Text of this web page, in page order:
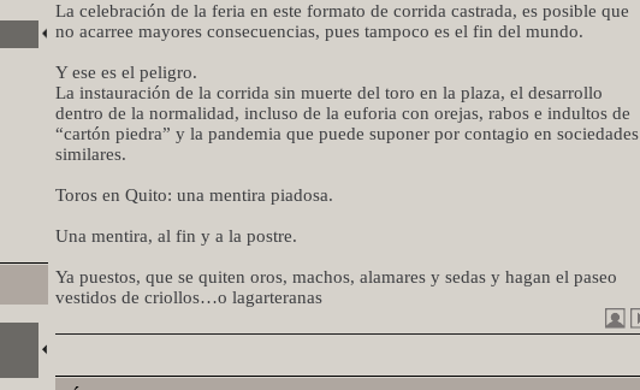
La celebración de la feria en este formato de corrida castrada, es posible que
no acarree mayores consecuencias, pues tampoco es el fin del mundo.
Y ese es el peligro.
La instauración de la corrida sin muerte del toro en la plaza, el desarrollo
dentro de la normalidad, incluso de la euforia con orejas, rabos e indultos de
“cartón piedra” y la pandemia que puede suponer por contagio en sociedades
similares.
Toros en Quito: una mentira piadosa.
Una mentira, al fin y a la postre.
Ya puestos, que se quiten oros, machos, alamares y sedas y hagan el paseo
vestidos de criollos…o lagarteranas